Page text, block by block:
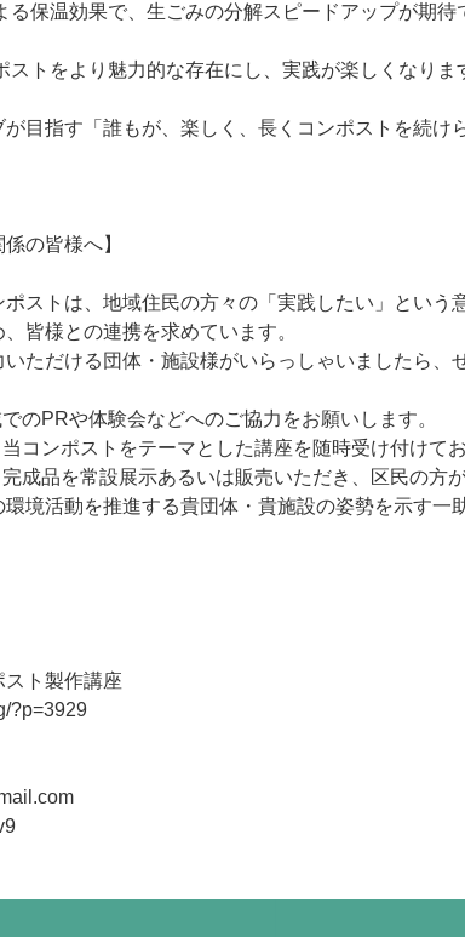
保温効果で、生ごみの分解スピードアップが期待
ストをより魅力的な存在にし、実践が楽しくなりま
目指す「誰もが、楽しく、長くコンポストを続け
の皆様へ】
ストは、地域住民の方々の「実践したい」という
皆様との連携を求めています。
ただける団体・施設様がいらっしゃいましたら、
のPRや体験会などへのご協力をお願いします。
コンポストをテーマとした講座を随時受け付けてお
成品を常設展示あるいは販売いただき、区民の方
境活動を推進する貴団体・貴施設の姿勢を示す一
ト製作講座
?p=3929